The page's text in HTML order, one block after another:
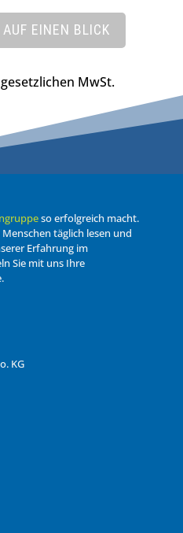
EINEN BLICK
MwSt.
so erfolgreich macht.
täglich lesen und
Erfahrung im
Sie mit uns Ihre
KG